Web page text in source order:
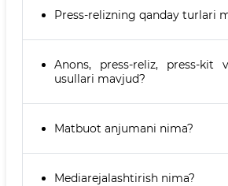
Press-relizning qanday turlari
Anons, press-reliz, press-kit
usullari mavjud?
Matbuot anjumani nima?
Mediarejalashtirish nima?